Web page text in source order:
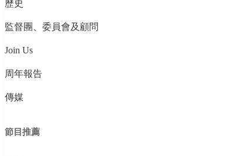
歷史
監督團、委員會及顧問
Join Us
周年報告
傳媒
節目推薦